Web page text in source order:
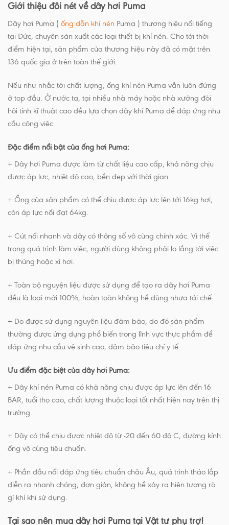
Giới thiệu đôi nét về dây hơi Puma
Dây hơi Puma ( ống dẫn khí nén Puma ) thương hiệu nổi tiếng
tại Đức, chuyên sản xuất các loại thiết bị khí nén. Cho tới thời
điểm hiện tại, sản phẩm của thương hiệu này đã có mặt trên
136 quốc gia ở trên toàn thế giới.
Nếu như nhắc tới chất lượng, ống khí nén Puma vẫn luôn đứng
ở top đầu. Ở nước ta, tại nhiều nhà máy hoặc nhà xưởng đòi
hỏi tính kĩ thuật cao đều lựa chọn dây khí Puma để đáp ứng nhu
cầu công việc.
Đặc điểm nổi bật của ống hơi Puma:
+ Dây hơi Puma được làm từ chất liệu cao cấp, khả năng chịu
được áp lực, nhiệt độ cao, bền đẹp với thời gian.
+ Ống của sản phẩm có thể chịu được áp lực lên tới 16kg hơi,
còn áp lực nổi đạt 64kg.
+ Cút nối nhanh và dây có thông số vô cùng chính xác. Vì thế
trong quá trình làm việc, người dùng không phải lo lắng tới việc
bị thủng hoặc xì hơi.
+ Toàn bộ nguyện liệu được sử dụng để tạo ra dây hơi Puma
đều là loại mới 100%, hoàn toàn không hề dùng nhựa tái chế.
+ Do được sử dụng nguyên liệu đảm bảo, do đó sản phẩm
thường được ứng dụng phổ biến trong lĩnh vực thực phẩm để
đáp ứng nhu cầu vệ sinh cao, đảm bảo tiêu chí y tế.
Ưu điểm đặc biệt của dây hơi Puma:
+ Dây khí nén Puma có khả năng chịu được áp lực lên đến 16
BAR, tuổi thọ cao, chất lượng thuộc loại tốt nhất hiện nay trên thị
trường.
+ Dây có thể chịu được nhiệt độ từ -20 đến 60 độ C, đường kính
ống vô cùng tiêu chuẩn.
+ Phần đầu nối đáp ứng tiêu chuẩn châu Âu, quá trình tháo lắp
diễn ra nhanh chóng, đơn giản, không hề xảy ra hiện tượng rò
gỉ khí khi sử dụng.
Tại sao nên mua dây hơi Puma tại Vật tư phụ trợ!